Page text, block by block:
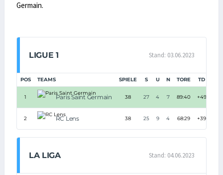
Germain.
LIGUE 1 Stand: 03.06.2023
POS TEAMS SPIELE S U N TORE TD
1 Paris Saint Germain 38 27 4 7 89:40 +49
2 RC Lens 38 25 9 4 68:29 +39
LA LIGA Stand: 04.06.2023